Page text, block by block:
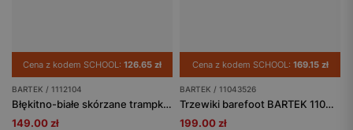
Cena z kodem SCHOOL: 126.65 zł
BARTEK / 1112104
Błękitno-białe skórzane trampki BARTEK 1112104
149.00 zł
Cena z kodem SCHOOL: 169.15 zł
BARTEK / 11043526
Trzewiki barefoot BARTEK 11043526, niebieskie
199.00 zł